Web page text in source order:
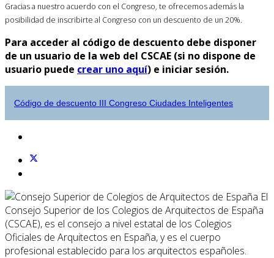
Gracias a nuestro acuerdo con el Congreso, te ofrecemos además la
posibilidad de inscribirte al Congreso con un descuento de un 20%.
Para acceder al código de descuento debe disponer
de un usuario de la web del CSCAE (si no dispone de
usuario puede crear uno aquí) e iniciar sesión.
Código de descuento III Congreso Ciudades Inteligentes
El
Consejo Superior de los Colegios de Arquitectos de España
(CSCAE), es el consejo a nivel estatal de los Colegios
Oficiales de Arquitectos en España, y es el cuerpo
profesional establecido para los arquitectos españoles.